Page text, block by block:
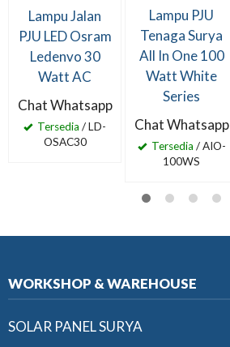
Lampu Jalan
PJU LED Osram
Ledenvo 30
Watt AC
Chat Whatsapp
Tersedia / LD-
OSAC30
Lampu PJU
Tenaga Surya
All In One 100
Watt White
Series
Chat Whatsapp
Tersedia / AIO-
100WS
WORKSHOP & WAREHOUSE
SOLAR PANEL SURYA